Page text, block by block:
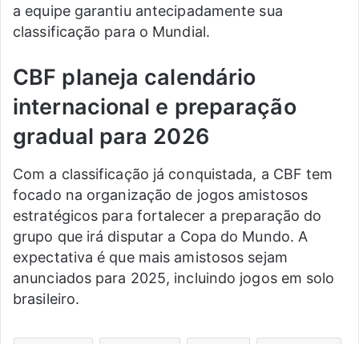
a equipe garantiu antecipadamente sua
classificação para o Mundial.
CBF planeja calendário
internacional e preparação
gradual para 2026
Com a classificação já conquistada, a CBF tem
focado na organização de jogos amistosos
estratégicos para fortalecer a preparação do
grupo que irá disputar a Copa do Mundo. A
expectativa é que mais amistosos sejam
anunciados para 2025, incluindo jogos em solo
brasileiro.